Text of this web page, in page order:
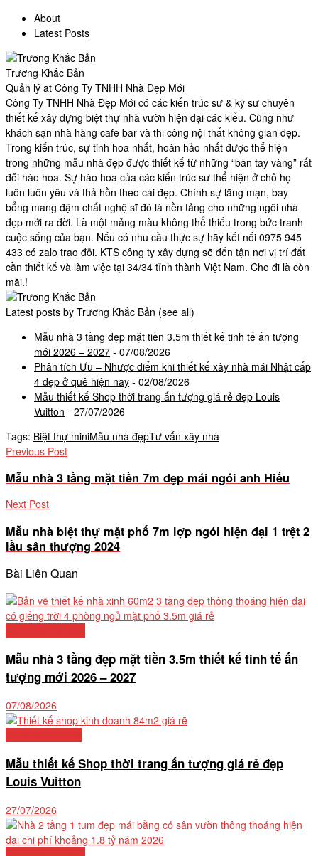
About
Latest Posts
Trương Khắc Bản
Quản lý at Công Ty TNHH Nhà Đẹp Mới
Công Ty TNHH Nhà Đẹp Mới có các kiến trúc sư & kỹ sư chuyên
thiết kế xây dựng biệt thự nhà vườn hiện đại các kiểu. Cũng như
khách sạn nhà hàng cafe bar và thi công nội thất không gian đẹp.
Trong kiến trúc, sự tinh hoa nhất, hoàn hảo nhất được thể hiện
trong những mẫu nhà đẹp được thiết kế từ những “bàn tay vàng” rất
đỗi hào hoa. Sự hào hoa của các kiến trúc sư thể hiện ở chỗ họ
luôn luôn yêu và thả hồn theo cái đẹp. Chính sự lãng mạn, bay
bổng mang đậm chất nghệ sĩ đó là nền tảng cho những ngôi nhà
đẹp mới ra đời. Là một mảng màu không thể thiếu trong bức tranh
cuộc sống của bạn. Nếu có nhu cầu thực sự hãy kết nối 0975 945
433 có zalo trao đỗi. KTS công ty xây dựng sẽ đến tận nơi vị trí đất
cần thiết kế và làm việc tại 34/34 tỉnh thành Việt Nam. Cho đi là còn
mãi.!
Latest posts by Trương Khắc Bản (see all)
Mẫu nhà 3 tầng đẹp mặt tiền 3.5m thiết kế tinh tế ấn tượng
mới 2026 – 2027 - 07/08/2026
Phân tích Ưu – Nhược điểm khi thiết kế xây nhà mái Nhật cấp
4 đẹp ở quê hiện nay - 02/08/2026
Mẫu thiết kế Shop thời trang ấn tượng giá rẻ đẹp Louis
Vuitton - 27/07/2026
Tags: Biệt thự miniMẫu nhà đẹpTư vấn xây nhà
Previous Post
Mẫu nhà 3 tầng mặt tiền 7m đẹp mái ngói anh Hiếu
Next Post
Mẫu nhà biệt thự mặt phố 7m lợp ngói hiện đại 1 trệt 2
lầu sân thượng 2024
Bài Liên Quan
Mẫu nhà 3 tầng đẹp mặt tiền 3.5m thiết kế tinh tế ấn
tượng mới 2026 – 2027
07/08/2026
Mẫu thiết kế Shop thời trang ấn tượng giá rẻ đẹp
Louis Vuitton
27/07/2026